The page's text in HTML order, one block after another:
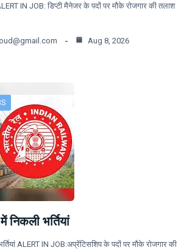
IN JOB: डिप्टी मैनेजर के पदों पर मौके रोजगार की तलाश
Aug 8, 2026
निकली भर्तियां
ALERT IN JOB:अप्रेंटिसशिप के पदों पर मौके रोजगार की